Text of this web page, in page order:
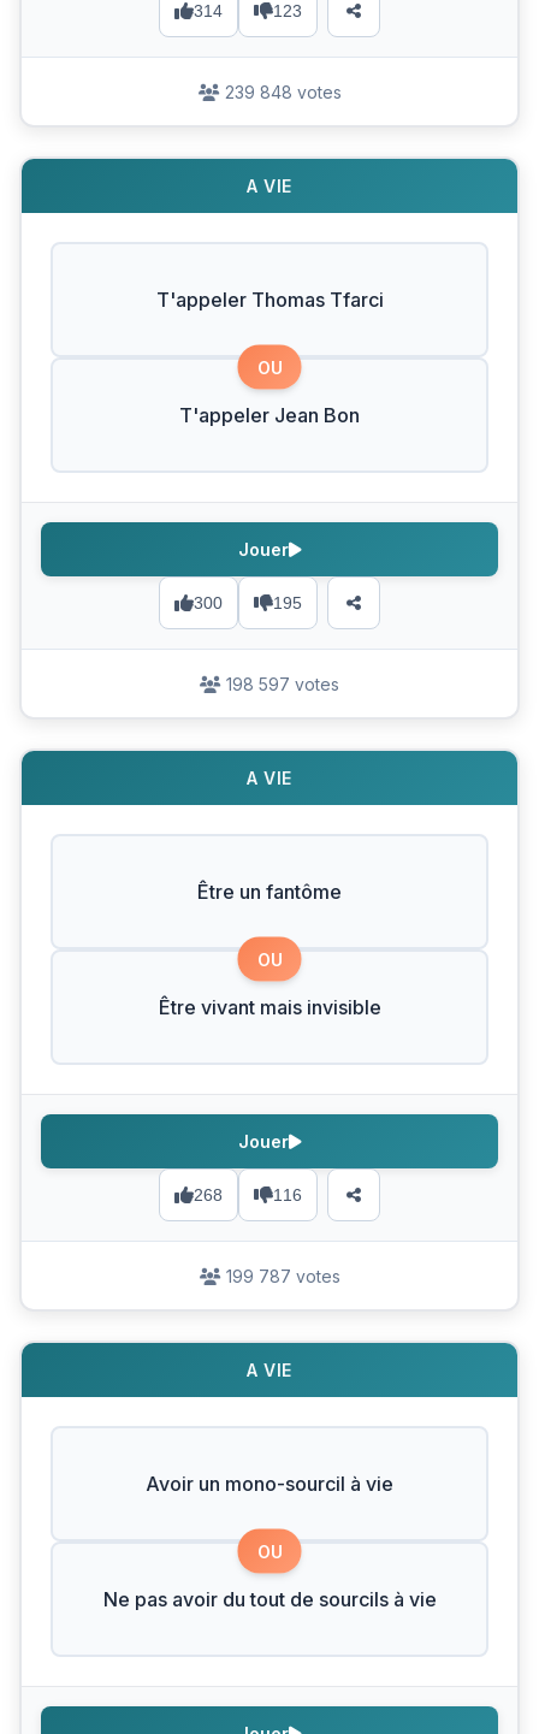
314 123
239 848 votes
A VIE
T'appeler Thomas Tfarci
OU
T'appeler Jean Bon
300 195
Jouer
198 597 votes
A VIE
Être un fantôme
OU
Être vivant mais invisible
268 116
Jouer
199 787 votes
A VIE
Avoir un mono-sourcil à vie
OU
Ne pas avoir du tout de sourcils à vie